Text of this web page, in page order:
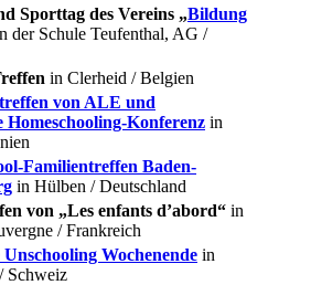
Sporttag des Vereins „Bildung
der Schule Teufenthal, AG /
in Clerheid / Belgien
von ALE und
Homeschooling-Konferenz in
Familientreffen Baden-
in Hülben / Deutschland
von „Les enfants d’abord“ in
/ Frankreich
Unschooling Wochenende in
Schweiz